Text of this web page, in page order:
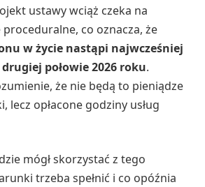
ustawy wciąż czeka na
co oznacza, że
w życie nastąpi najwcześniej
połowie 2026 roku.
że nie będą to pieniądze
lecz opłacone godziny usług
mógł skorzystać z tego
trzeba spełnić i co opóźnia